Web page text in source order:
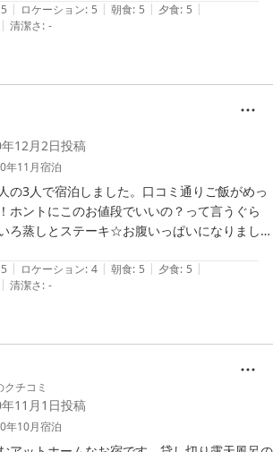
腹感だけが印象に残りがちですが、調度良い量
美味しかったです。
続きの内湯も広くとても清潔。
っぷり注がれており湯船からあふれ出て新鮮で
景色を遮る有りがちな壁板も無く景色を堪能し
した。
しっかりされており露天も内湯も大変気持ちよ
トがかたずけられないで、部屋にトイレが有れ
5 | ロケーション: 5 | 朝食: 5 | 夕食: 5 |
| 清潔さ: -
12月2日投稿
年11月宿泊
の3人で宿泊しました。口コミ通りご飯がめっ
ホントにこのお値段でいいの？って言うぐら
ろ蒸しとステーキ☆お腹いっぱいになりまし
し切りで利用出来るのも良かったです。1つ
内湯もあり。小さなお子さん連れでも安心し
た、気さくな奥様と、控えめだけどとても感じ
ました！絶対また伺いたいです！
5 | ロケーション: 4 | 朝食: 5 | 夕食: 5 |
| 清潔さ: -
クチコミ
11月1日投稿
年10月宿泊